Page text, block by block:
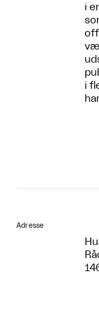
i
i
Adresse